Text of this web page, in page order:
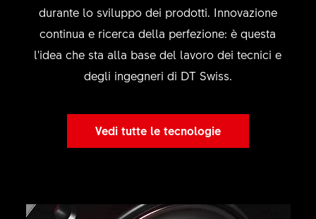
durante lo sviluppo dei prodotti. Innovazione
continua e ricerca della perfezione: è questa
l'idea che sta alla base del lavoro dei tecnici e
degli ingegneri di DT Swiss.
Vedi tutte le tecnologie